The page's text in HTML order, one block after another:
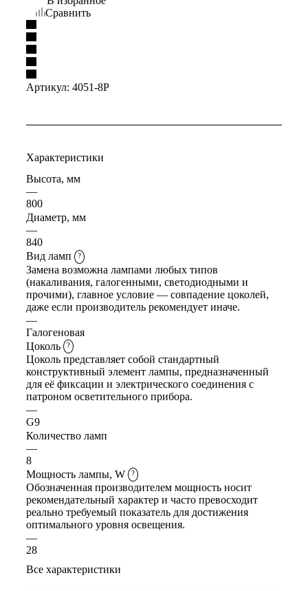
Сравнить
Артикул: 4051-8P
Характеристики
Высота, мм
—
800
Диаметр, мм
—
840
Вид ламп
?
Замена возможна лампами любых типов
(накаливания, галогенными, светодиодными и
прочими), главное условие — совпадение цоколей,
даже если производитель рекомендует иначе.
—
Галогеновая
Цоколь
?
Цоколь представляет собой стандартный
конструктивный элемент лампы, предназначенный
для её фиксации и электрического соединения с
патроном осветительного прибора.
—
G9
Количество ламп
—
8
Мощность лампы, W
?
Обозначенная производителем мощность носит
рекомендательный характер и часто превосходит
реально требуемый показатель для достижения
оптимального уровня освещения.
—
28
Все характеристики